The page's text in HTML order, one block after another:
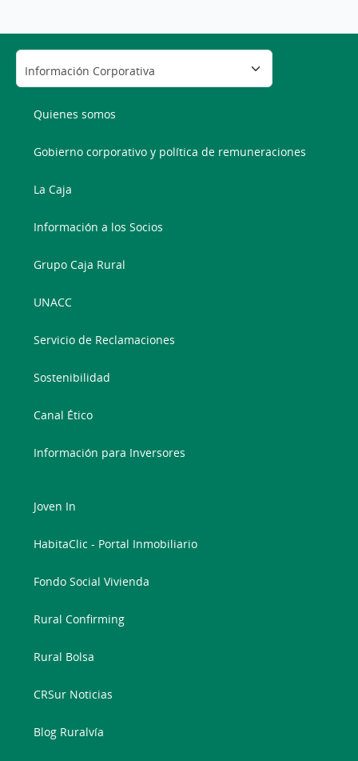
Quienes somos
Gobierno corporativo y política de remuneraciones
La Caja
Información a los Socios
Grupo Caja Rural
UNACC
Servicio de Reclamaciones
Sostenibilidad
Canal Ético
Información para Inversores
Joven In
HabitaClic - Portal Inmobiliario
Fondo Social Vivienda
Rural Confirming
Rural Bolsa
CRSur Noticias
Blog Ruralvía